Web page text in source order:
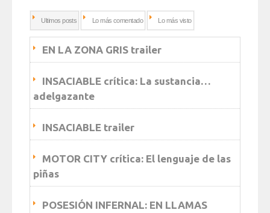
Ultimos posts Lo más comentado Lo más visto
EN LA ZONA GRIS trailer
INSACIABLE crítica: La sustancia…
adelgazante
INSACIABLE trailer
MOTOR CITY crítica: El lenguaje de las
piñas
POSESIÓN INFERNAL: EN LLAMAS